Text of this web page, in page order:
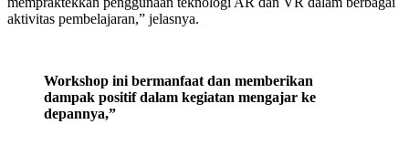
aktivitas pembelajaran,” jelasnya.
Workshop ini bermanfaat dan memberikan
dampak positif dalam kegiatan mengajar ke
depannya,”